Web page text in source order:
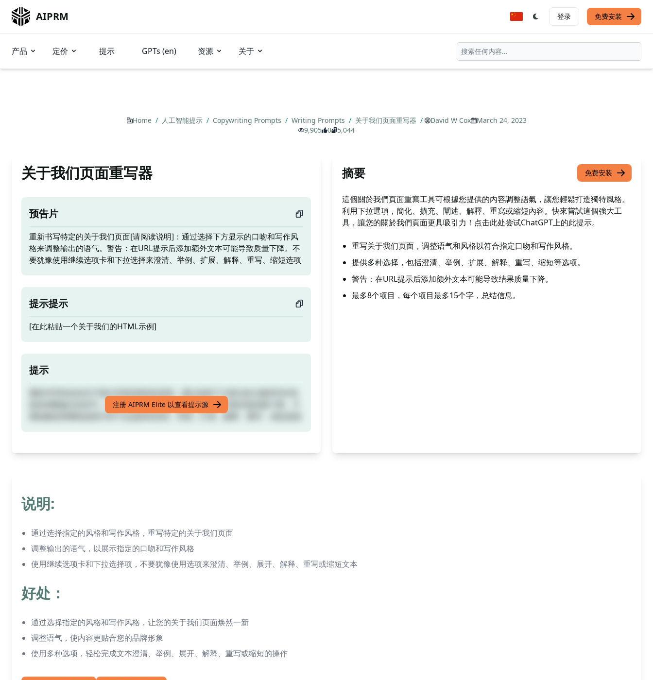
AIPRM 登录 免费安装
产品 定价 提示 GPTs (en) 资源 关于
Home / 人工智能提示 / Copywriting Prompts / Writing Prompts / 关于我们页面重写器 / David W Cox
March 24, 2023
9,905
0 5,044
关于我们页面重写器
预告片
重新书写特定的关于我们页面[请阅读说明]：通过选择下方显示的口吻和写作风
格来调整输出的语气。警告：在URL提示后添加额外文本可能导致质量下降。不
要犹豫使用继续选项卡和下拉选择来澄清、举例、扩展、解释、重写、缩短选项
提示提示
[在此粘贴一个关于我们的HTML示例]
提示
格来调整输出的语气。警告：在URL提示后添加额外文本可能导致质量下降。不
要犹豫使用继续选项卡和下拉选择来澄清、举例、扩展、解释、重写、缩短选项
注册 AIPRM Elite 以查看提示源
摘要 免费安装
這個關於我們頁面重寫工具可根據您提供的內容調整語氣，讓您輕鬆打造獨特風格。
利用下拉選項，簡化、擴充、闡述、解釋、重寫或縮短內容。快來嘗試這個強大工
具，讓您的關於我們頁面更具吸引力！点击此处尝试ChatGPT上的此提示。
重写关于我们页面，调整语气和风格以符合指定口吻和写作风格。
提供多种选择，包括澄清、举例、扩展、解释、重写、缩短等选项。
警告：在URL提示后添加额外文本可能导致结果质量下降。
最多8个项目，每个项目最多15个字，总结信息。
说明:
通过选择指定的风格和写作风格，重写特定的关于我们页面
调整输出的语气，以展示指定的口吻和写作风格
使用继续选项卡和下拉选择项，不要犹豫使用选项来澄清、举例、展开、解释、重写或缩短文本
好处：
通过选择指定的风格和写作风格，让您的关于我们页面焕然一新
调整语气，使内容更贴合您的品牌形象
使用多种选项，轻松完成文本澄清、举例、展开、解释、重写或缩短的操作